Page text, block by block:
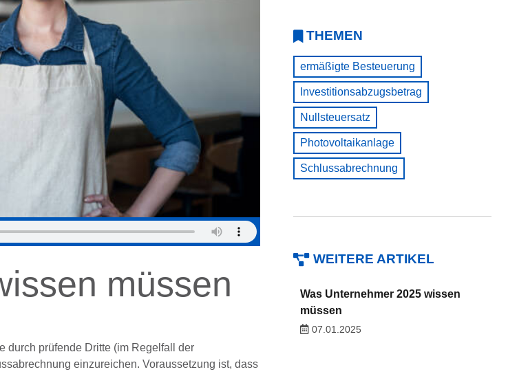
müssen
durch prüfende Dritte (im Regelfall der
einzureichen. Voraussetzung ist, dass
THEMEN
ermäßigte Besteuerung
Investitionsabzugsbetrag
Nullsteuersatz
Photovoltaikanlage
Schlussabrechnung
WEITERE ARTIKEL
Was Unternehmer 2025 wissen
müssen
07.01.2025